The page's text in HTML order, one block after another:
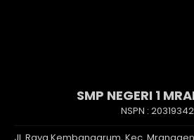
SMP NEGERI 1
NSPN : 20319342
Jl. Raya Kembangarum, Kec.